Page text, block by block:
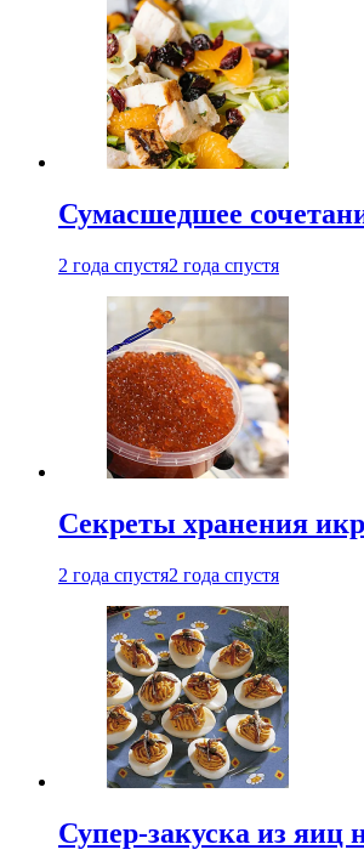
Сумасшедшее
2 года спустя2 года спустя
Секреты хранения
2 года спустя2 года спустя
Супер-закуска из яиц